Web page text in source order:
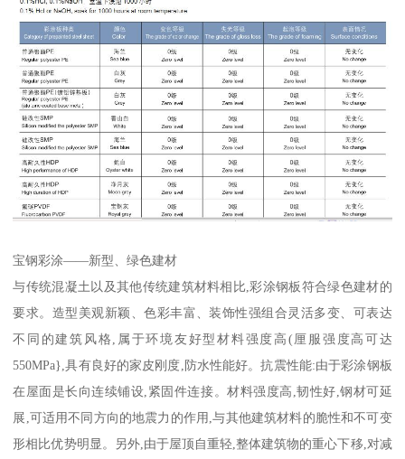
宝钢彩涂——新型、绿色建材
与传统混凝土以及其他传统建筑材料相比,彩涂钢板符合绿色建材的
要求。造型美观新颖、色彩丰富、装饰性强组合灵活多变、可表达
不同的建筑风格,属于环境友好型材料强度高(厘服强度高可达
550MPa},具有良好的家皮刚度,防水性能好。抗震性能:由于彩涂钢板
在屋面是长向连续铺设,紧固件连接。材料强度高,韧性好,钢材可延
展,可适用不同方向的地震力的作用,与其他建筑材料的脆性和不可变
形相比优势明显。另外,由于屋顶自重轻,整体建筑物的重心下移,对减